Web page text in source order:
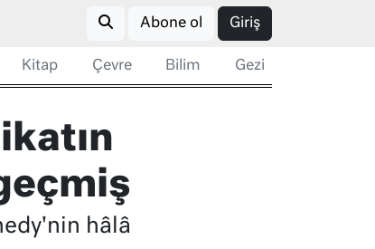
Abone ol Giriş
Kitap Çevre Bilim Gezi
hâlâ